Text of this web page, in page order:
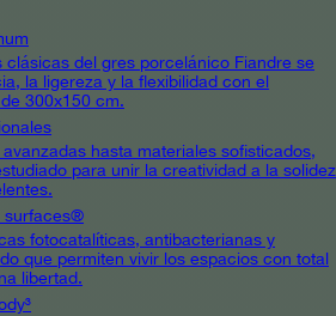
clásicas del gres porcelánico Fiandre se
la ligereza y la flexibilidad con el
300x150 cm.
hasta materiales sofisticados,
para unir la creatividad a la solidez
surfaces®
fotocatalíticas, antibacterianas y
que permiten vivir los espacios con total
libertad.